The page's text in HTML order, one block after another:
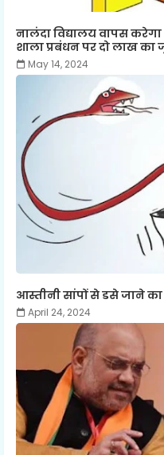
नालंदा विद्यालय वापस करेगा
शाला प्रबंधन पर दो लाख का
May 14, 2024
आस्तीनी सांपों से डसे जाने
April 24, 2024